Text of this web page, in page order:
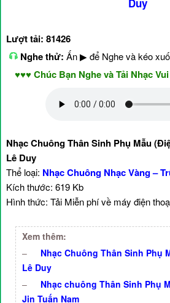
Duy
Lượt tải: 81426
Nghe thử: Ấn ▶ để Nghe và kéo
Chúc Bạn Nghe và Tải Nhạc Vui Vẻ
Nhạc Chuông Thân Sinh Phụ Mẫu
Lê Duy
Thể loại: Nhạc Chuông Nhạc Vàng –
Kích thước: 619 Kb
Hình thức: Tải Miễn phí về máy điện
Xem thêm:
–
Nhạc Chuông Thân Sinh Phụ
Lê Duy
–
Nhạc chuông Thân Sinh Phụ
Jin Tuấn Nam